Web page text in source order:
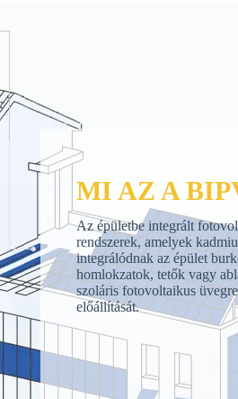
MI AZ A
Az épületbe integrált
rendszerek, amelyek
integrálódnak az épület
homlokzatok, tetők vagy
szoláris fotovoltaikus
előállítását.